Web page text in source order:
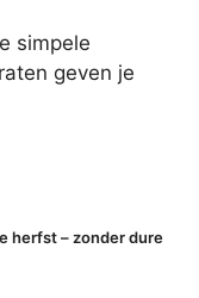
simpele
geven je
herfst – zonder dure